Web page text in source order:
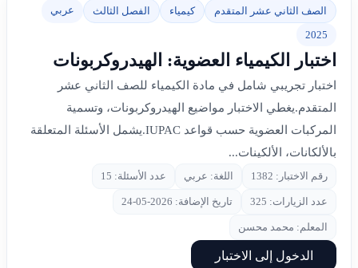
الصف الثاني عشر المتقدم كيمياء الفصل الثالث عربي
2025
اختبار الكيمياء العضوية: الهيدروكربونات
اختبار تجريبي شامل في مادة الكيمياء للصف الثاني عشر
المتقدم.يغطي الاختبار مواضيع الهيدروكربونات، وتسمية
المركبات العضوية حسب قواعد IUPAC.يشمل الأسئلة المتعلقة
بالألكانات، الألكينات...
رقم الاختبار: 1382 اللغة: عربي عدد الأسئلة: 15
عدد الزيارات: 325 تاريخ الإضافة: 2026-05-24
المعلم: محمد محسن
الدخول إلى الاختبار